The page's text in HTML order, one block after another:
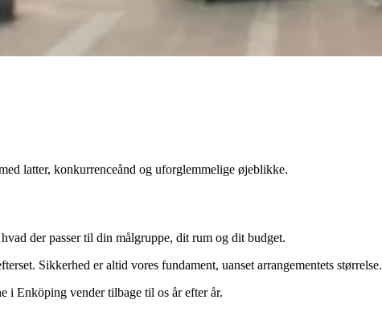
latter, konkurrenceånd og uforglemmelige øjeblikke.
der passer til din målgruppe, dit rum og dit budget.
Sikkerhed er altid vores fundament, uanset arrangementets størrelse.
i Enköping vender tilbage til os år efter år.